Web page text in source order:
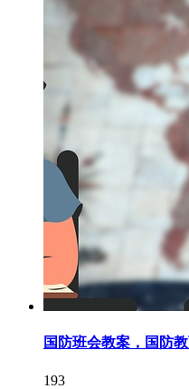
国防班会教案，国防
193